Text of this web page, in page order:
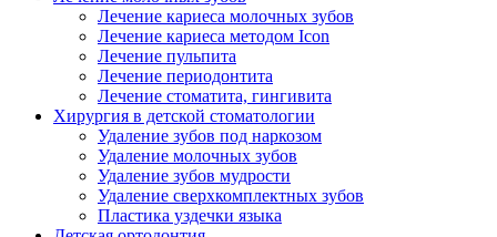
Лечение кариеса молочных зубов
Лечение кариеса методом Icon
Лечение пульпита
Лечение периодонтита
Лечение стоматита, гингивита
Хирургия в детской стоматологии
Удаление зубов под наркозом
Удаление молочных зубов
Удаление зубов мудрости
Удаление сверхкомплектных зубов
Пластика уздечки языка